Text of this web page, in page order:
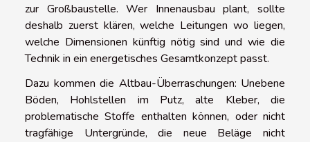
zur Großbaustelle. Wer Innenausbau plant, sollte
deshalb zuerst klären, welche Leitungen wo liegen,
welche Dimensionen künftig nötig sind und wie die
Technik in ein energetisches Gesamtkonzept passt.
Dazu kommen die Altbau-Überraschungen: Unebene
Böden, Hohlstellen im Putz, alte Kleber, die
problematische Stoffe enthalten können, oder nicht
tragfähige Untergründe, die neue Beläge nicht